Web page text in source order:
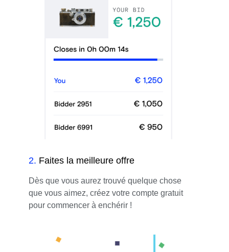
2. Faites la meilleure offre
Dès que vous aurez trouvé quelque chose
que vous aimez, créez votre compte gratuit
pour commencer à enchérir !